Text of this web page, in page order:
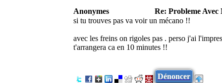
Anonymes
Re: Probleme
si tu trouves pas va voir un mécano !!
avec les freins on rigoles pas . perso j'ai
t'arrangera ca en 10 minutes !!
Dénoncer